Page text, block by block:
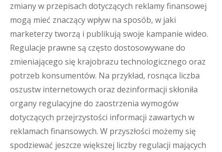
zmiany w przepisach dotyczących reklamy finansowej
mogą mieć znaczący wpływ na sposób, w jaki
marketerzy tworzą i publikują swoje kampanie wideo.
Regulacje prawne są często dostosowywane do
zmieniającego się krajobrazu technologicznego oraz
potrzeb konsumentów. Na przykład, rosnąca liczba
oszustw internetowych oraz dezinformacji skłoniła
organy regulacyjne do zaostrzenia wymogów
dotyczących przejrzystości informacji zawartych w
reklamach finansowych. W przyszłości możemy się
spodziewać jeszcze większej liczby regulacji mających